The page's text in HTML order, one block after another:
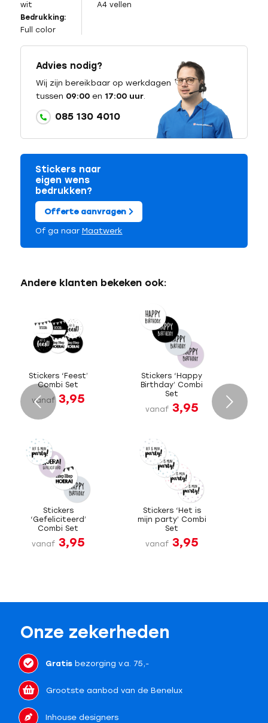
wit
Bedrukking:
Full color
A4 vellen
Advies nodig?
Wij zijn bereikbaar op werkdagen
tussen 09:00en 17:00 uur.
085 130 4010
Stickers naar
eigen wens
bedrukken?
Offerte aanvragen
Of ga naar Maatwerk
Andere klanten bekeken ook:
Stickers ‘Feest’
Combi Set
vanaf 3,95
Stickers ‘Happy
Birthday’ Combi
Set
vanaf 3,95
Stickers
‘Gefeliciteerd’
Combi Set
vanaf 3,95
Stickers ‘Het is
mijn party’ Combi
Set
vanaf 3,95
Onze zekerheden
Gratisbezorging v.a. 75,-
Grootste aanbod van de Benelux
Inhouse designers